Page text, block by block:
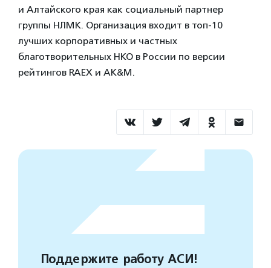
и Алтайского края как социальный партнер
группы НЛМК. Организация входит в топ-10
лучших корпоративных и частных
благотворительных НКО в России по версии
рейтингов RAEX и AK&M.
Поддержите работу АСИ!